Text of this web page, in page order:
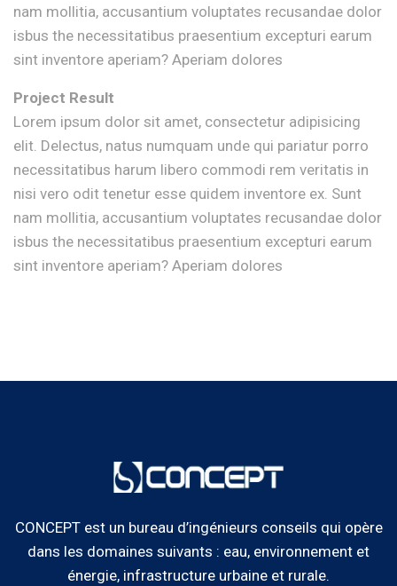
nam mollitia, accusantium voluptates recusandae dolor
isbus the necessitatibus praesentium excepturi earum
sint inventore aperiam? Aperiam dolores
Project Result
Lorem ipsum dolor sit amet, consectetur adipisicing
elit. Delectus, natus numquam unde qui pariatur porro
necessitatibus harum libero commodi rem veritatis in
nisi vero odit tenetur esse quidem inventore ex. Sunt
nam mollitia, accusantium voluptates recusandae dolor
isbus the necessitatibus praesentium excepturi earum
sint inventore aperiam? Aperiam dolores
CONCEPT est un bureau d’ingénieurs conseils qui opère
dans les domaines suivants : eau, environnement et
énergie, infrastructure urbaine et rurale.